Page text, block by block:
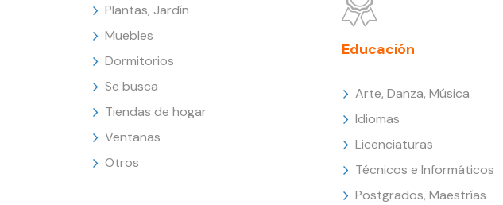
Plantas, Jardín
Muebles
Dormitorios
Se busca
Tiendas de hogar
Ventanas
Otros
Educación
Arte, Danza, Música
Idiomas
Licenciaturas
Técnicos e Informáticos
Postgrados, Maestrías